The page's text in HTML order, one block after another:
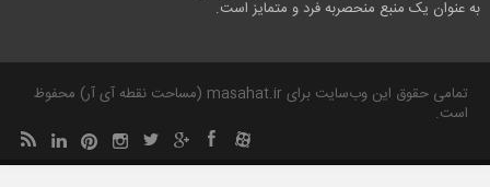
به عنوان یک منبع منحصربه فرد و متمایز است.
تمامی حقوق این وب‌سایت برای masahat.ir (مساحت نقطه آی آر) محفوظ
است.